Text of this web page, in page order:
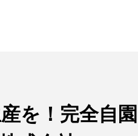
を！完全自園